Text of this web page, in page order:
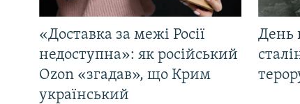
«Доставка за межі Росії
недоступна»: як російський
Ozon «згадав», що Крим
український
День